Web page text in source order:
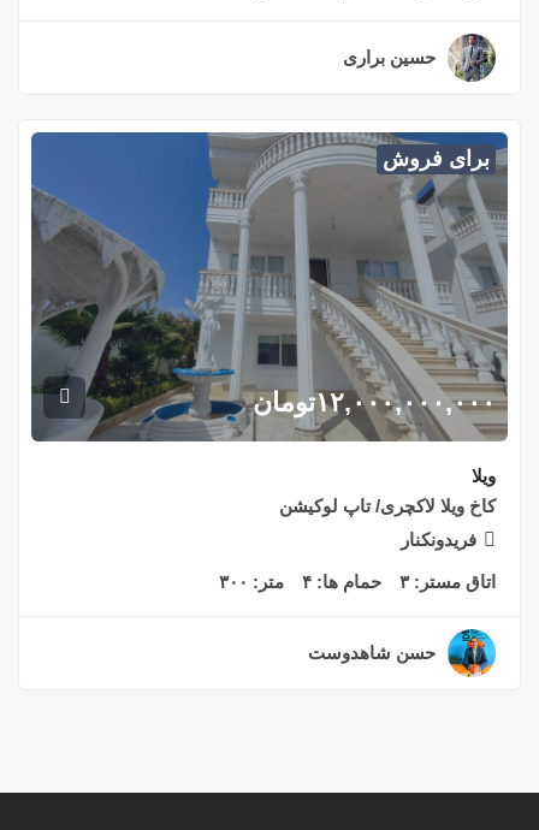
حسین براری
برای فروش
۱۲,۰۰۰,۰۰۰,۰۰۰تومان
ویلا
کاخ ویلا لاکچری/ تاپ لوکیشن
فریدونکنار
اتاق مستر:۳ حمام ها: ۴ متر: ۳۰۰
حسن شاهدوست